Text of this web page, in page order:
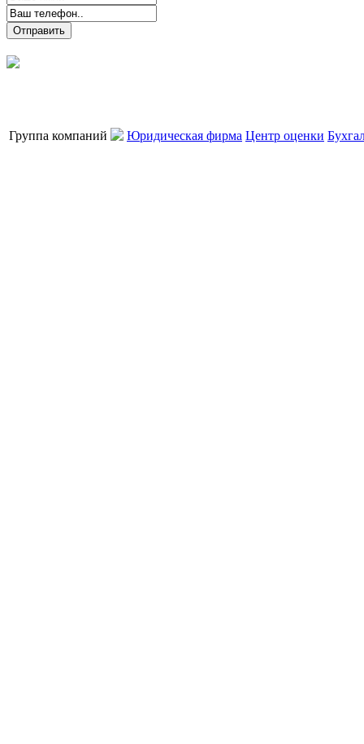
Группа компаний Юридическая фирма Центр оценки